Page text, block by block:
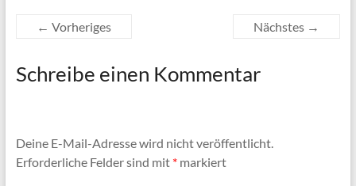
← Vorheriges Nächstes →
Schreibe einen Kommentar
Deine E-Mail-Adresse wird nicht veröffentlicht.
Erforderliche Felder sind mit *markiert